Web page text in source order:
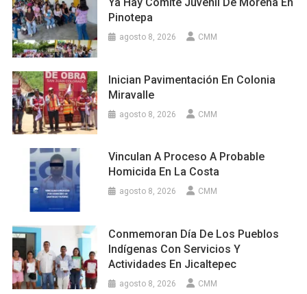
Pinotepa
agosto 8, 2026 CMM
Inician Pavimentación En Colonia
Miravalle
agosto 8, 2026 CMM
Vinculan A Proceso A Probable
Homicida En La Costa
agosto 8, 2026 CMM
Conmemoran Día De Los Pueblos
Indígenas Con Servicios Y
Actividades En Jicaltepec
agosto 8, 2026 CMM